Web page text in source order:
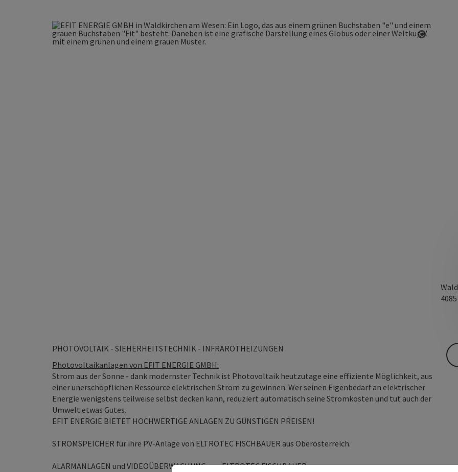
4085
PHOTOVOLTAIK - SIEHERHEITSTECHNIK - INFRAROTHEIZUNGEN
Photovoltaikanlagen von EFIT ENERGIE GMBH:
Strom aus der Sonne - dank modernster Technik ist Photovoltaik heutzutage eine effiziente Möglichkeit, aus
einer unerschöpflichen Ressource elektrischen Strom zu gewinnen. Wer seinen Eigenbedarf an elektrischer
Energie wenigstens teilweise selbst decken kann, reduziert automatisch seine Stromkosten und tut auch der
Umwelt etwas Gutes.
EFIT ENERGIE BIETET HOCHWERTIGE ANLAGEN ZU GÜNSTIGEN PREISEN!
STROMSPEICHER für ihre PV-Anlage von ELTROTEC FISCHBAUER aus Oberösterreich.
ALARMANLAGEN und VIDEOÜBERWACHUNG von ELTROTEC FISCHBAUER.